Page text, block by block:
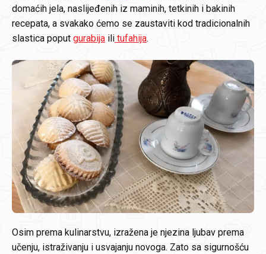
domaćih jela, naslijeđenih iz maminih, tetkinih i bakinih
recepata, a svakako ćemo se zaustaviti kod tradicionalnih
slastica poput gurabija ili tufahija.
Osim prema kulinarstvu, izražena je njezina ljubav prema
učenju, istraživanju i usvajanju novoga. Zato sa sigurnošću